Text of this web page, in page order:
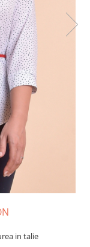
in talie